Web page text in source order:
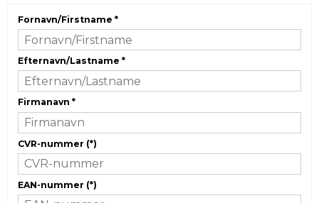
Fornavn/Firstname *
Efternavn/Lastname *
Firmanavn *
CVR-nummer (*)
EAN-nummer (*)